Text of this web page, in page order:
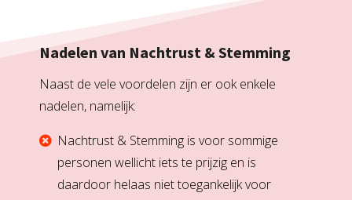
Nadelen van Nachtrust & Stemming
Naast de vele voordelen zijn er ook enkele
nadelen, namelijk:
Nachtrust & Stemming is voor sommige
personen wellicht iets te prijzig en is
daardoor helaas niet toegankelijk voor